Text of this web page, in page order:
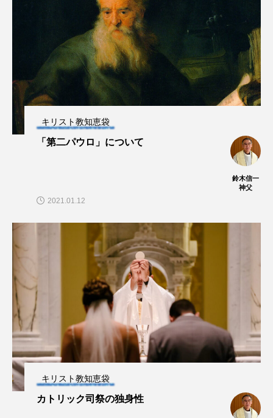
キリスト教知恵袋
「第二パウロ」について
鈴木信一
神父
2021.01.12
キリスト教知恵袋
カトリック司祭の独身性